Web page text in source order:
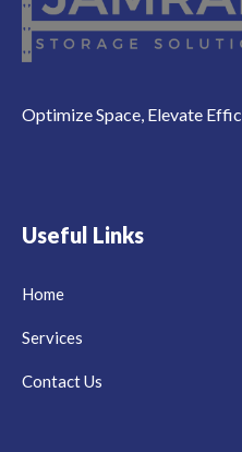
Optimize Space, Elevate
Useful Links
Home
Services
Contact Us